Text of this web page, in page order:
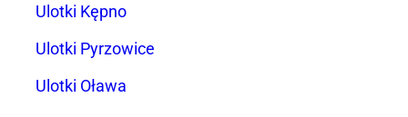
Ulotki Kępno
Ulotki Pyrzowice
Ulotki Oława